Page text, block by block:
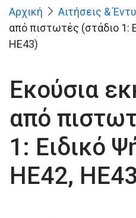
Αρχική Αιτήσεις &
από πιστωτές (στάδιο 1:
ΗΕ43)
Εκούσια
από
1: Ειδικό
ΗΕ42,